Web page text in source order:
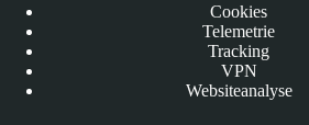
Cookies
Telemetrie
Tracking
VPN
Websiteanalyse